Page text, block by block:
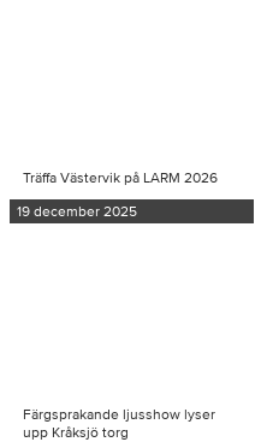
Träffa Västervik på LARM 2026
19 december 2025
Färgsprakande ljusshow lyser
upp Kråksjö torg